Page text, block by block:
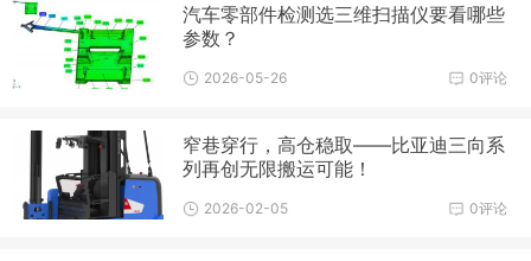
汽车零部件检测选三维扫描仪要看哪些
参数？
0评论
2026-05-26
窄巷穿行，高仓稳取——比亚迪三向系
列再创无限搬运可能！
0评论
2026-02-05